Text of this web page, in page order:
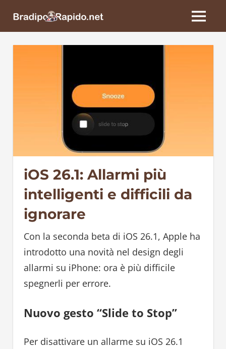
BradipoRapido.net
MENU
iOS 26.1: Allarmi più
intelligenti e difficili da
ignorare
Con la seconda beta di iOS 26.1, Apple ha
introdotto una novità nel design degli
allarmi su iPhone: ora è più difficile
spegnerli per errore.
Nuovo gesto “Slide to Stop”
Per disattivare un allarme su iOS 26.1